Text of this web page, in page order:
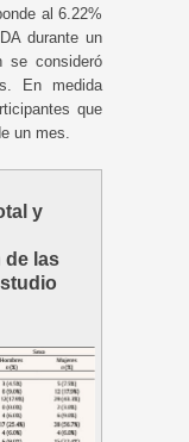
al 6.22%
durante un
consideró
En medida
que
un mes.
y
de las